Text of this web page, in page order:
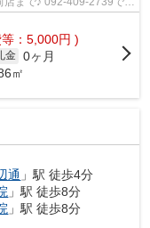
：5,000円 )
金 0ヶ月
㎡
通 」駅 徒歩4分
」駅 徒歩8分
」駅 徒歩8分